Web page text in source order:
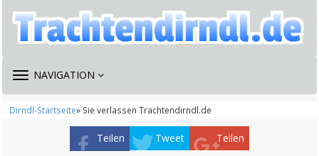
TOGGLE
NAVIGATION
Dirndl-Startseite» Sie verlassen Trachtendirndl.de
Teilen Tweet Teilen